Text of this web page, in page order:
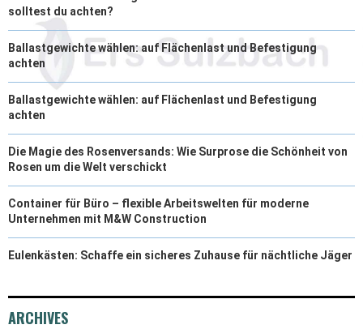
solltest du achten?
Ballastgewichte wählen: auf Flächenlast und Befestigung
achten
Ballastgewichte wählen: auf Flächenlast und Befestigung
achten
Die Magie des Rosenversands: Wie Surprose die Schönheit von
Rosen um die Welt verschickt
Container für Büro – flexible Arbeitswelten für moderne
Unternehmen mit M&W Construction
Eulenkästen: Schaffe ein sicheres Zuhause für nächtliche Jäger
ARCHIVES